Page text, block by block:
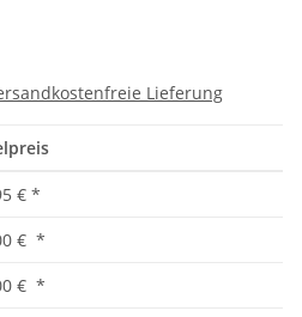
Lieferung
€ *
€ *
€ *